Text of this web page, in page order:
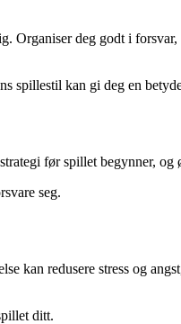
Organiser deg godt i
spillestil kan gi deg en
før spillet begynner, og
seg.
kan redusere stress og
ditt.